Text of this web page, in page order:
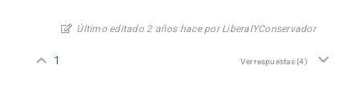
Último editado 2 años hace por LiberalYConservador
1 Ver respuestas(4)